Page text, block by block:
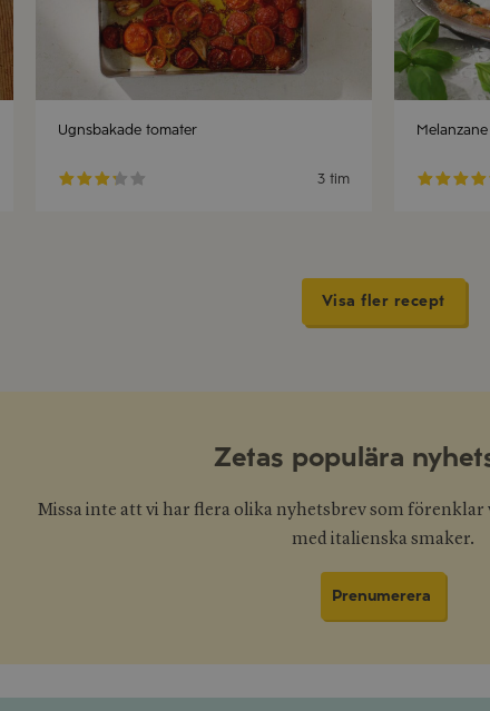
Ugnsbakade tomater
3 tim
Visa fler recept
Zetas populära
Missa inte att vi har flera olika nyhetsbrev som
med italienska smaker.
Prenumerera